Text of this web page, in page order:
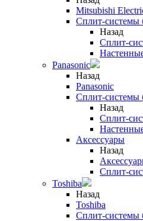
Mitsubishi
Сплит-системы
Назад
Сплит-
Panasonic
Назад
Panasonic
Сплит-системы
Назад
Сплит-
Аксессуары
Назад
Сплит-
Toshiba
Назад
Toshiba
Сплит-системы